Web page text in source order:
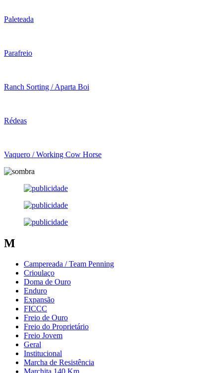
Paleteada
Parafreio
Ranch Sorting / Aparta Boi
Rédeas
Vaquero / Working Cow Horse
M
Campereada / Team Penning
Crioulaço
Doma de Ouro
Enduro
Expansão
FICCC
Freio de Ouro
Freio do Proprietário
Freio Jovem
Geral
Institucional
Marcha de Resistência